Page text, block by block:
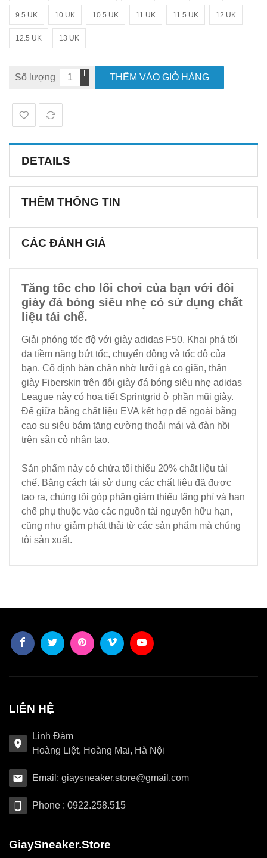
9.5 UK 10 UK 10.5 UK 11 UK 11.5 UK 12 UK
12.5 UK 13 UK
Số lượng THÊM VÀO GIỎ HÀNG
DETAILS
THÊM THÔNG TIN
CÁC ĐÁNH GIÁ
Tăng tốc cho lối chơi của bạn với đôi
giày đá bóng siêu nhẹ có sử dụng chất
liệu tái chế.
Giải phóng tốc độ với giày adidas F50. Khai phá tối
đa tiềm năng bứt tốc, chuyển động và tốc độ của
bạn. Cố định bàn chân nhờ lưỡi gà co giãn, thân
giày Fiberskin trên đôi giày đá bóng siêu nhẹ adidas
League này có họa tiết Sprintgrid ở phần mũi giày.
Đế giữa bằng chất liệu EVA kết hợp đế ngoài bằng
cao su siêu bám tăng cường thoải mái và đàn hồi
trên sân cỏ nhân tạo.
Sản phẩm này có chứa tối thiểu 20% chất liệu tái
chế. Bằng cách tái sử dụng các chất liệu đã được
tạo ra, chúng tôi góp phần giảm thiểu lãng phí và hạn
chế phụ thuộc vào các nguồn tài nguyên hữu hạn,
cũng như giảm phát thải từ các sản phẩm mà chúng
tôi sản xuất.
LIÊN HỆ
Linh Đàm
Hoàng Liệt, Hoàng Mai, Hà Nội
Email: giaysneaker.store@gmail.com
Phone : 0922.258.515
GiaySneaker.Store